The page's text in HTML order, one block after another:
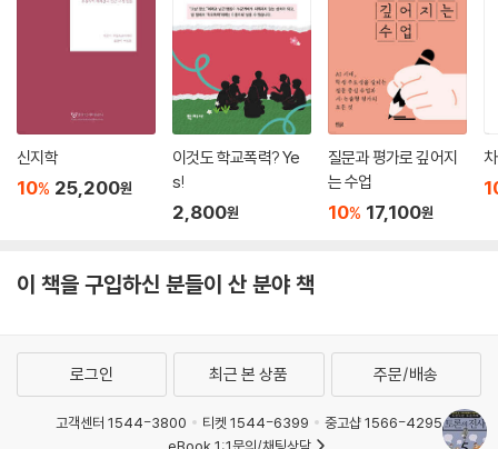
신지학
10% 25,200원
이것도 학교폭력? Ye
s!
2,800원
질문과 평가로 깊어지
는 수업
10% 17,100원
이 책을 구입하신 분들이 산 분야 책
로그인 최근 본 상품 주문/배송
고객센터 1544-3800 티켓 1544-6399
중고샵 1566-4295
eBook 1:1문의/채팅상담